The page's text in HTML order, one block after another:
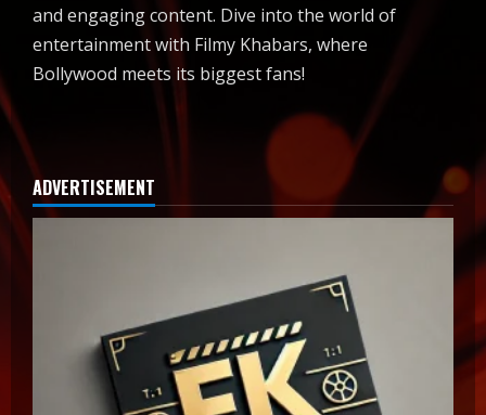
and engaging content. Dive into the world of
entertainment with Filmy Khabars, where
Bollywood meets its biggest fans!
ADVERTISEMENT